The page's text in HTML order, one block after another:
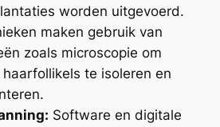
worden uitgevoerd.
maken gebruik van
zoals microscopie om
te isoleren en
Software en digitale